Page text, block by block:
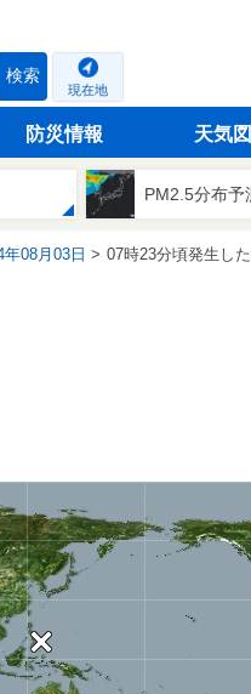
検索
現在地
防災情報 天気図
PM2.5分布予
年08月03日 07時23分頃発生し